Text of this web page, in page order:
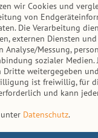
wir Cookies und
von
Die Verarbeitung
externen Diensten
Analyse/Messung,
sozialer Medien.
Dritte weitergegeben
ist freiwillig, für
und kann
Datenschutz.